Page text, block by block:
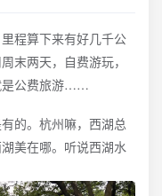
程算下来有好几千公
末两天，自费游玩，
是公费旅游……
的。杭州嘛，西湖总
美在哪。听说西湖水